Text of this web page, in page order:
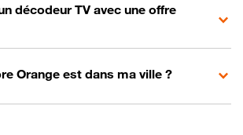
décodeur TV avec une offre
Orange est dans ma ville ?